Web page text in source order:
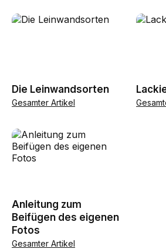
Die Leinwandsorten
Gesamter Artikel
Anleitung zum
Beifügen des eigenen
Fotos
Gesamter Artikel